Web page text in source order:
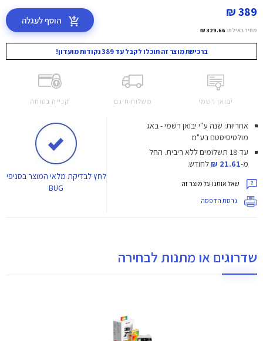
389 ₪
מחיר באילת: 329.66 ₪
הוסף לעגלה
ברכישת מוצר זה תוכלו לקבל עד 389 נקודות מועדון!
יבואן רשמי משלוח חינם קנייה בטוחה
אחריות: שנה ע"י יבואן רשמי - באג
מולטיסיסטם בע"מ
עד 18 תשלומים ללא ריבית.
החל
מ-21.61 ₪ לחודש.
שאל אותנו על מוצר זה
גרסת הדפסה
לחץלבדיקת מלאי המוצר בסניפי
BUG
שדרוגים או מתנות לבחירה